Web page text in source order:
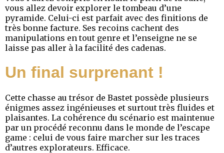
vous allez devoir explorer le tombeau d’une
pyramide. Celui-ci est parfait avec des finitions de
très bonne facture. Ses recoins cachent des
manipulations en tout genre et l’enseigne ne se
laisse pas aller à la facilité des cadenas.
Un final surprenant !
Cette chasse au trésor de Bastet possède plusieurs
énigmes assez ingénieuses et surtout très fluides et
plaisantes. La cohérence du scénario est maintenue
par un procédé reconnu dans le monde de l’escape
game : celui de vous faire marcher sur les traces
d’autres explorateurs. Efficace.